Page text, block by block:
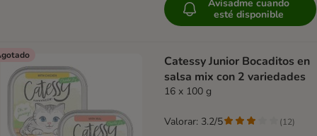
Avisadme cuando
esté disponible
Catessy Junior Bocaditos en
salsa mix con 2 variedades
16 x 100 g
Valorar: 3.2/5 (12)